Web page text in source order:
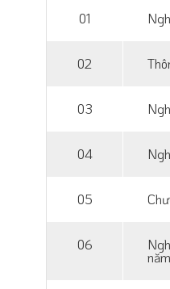
01
02
03
04
05
06